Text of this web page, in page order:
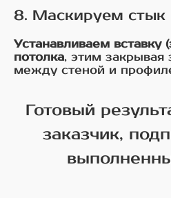
8. Маскируем стык
Устанавливаем вставку
потолка, этим
между стеной и
Готовый
заказчик,